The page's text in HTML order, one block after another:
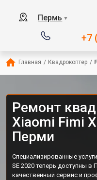
Пермь ▼
+7
Главная / Квадрокоптер /
Ремонт
Xiaomi Fimi
Перми
Специализированные
SE 2020 теперь доступны
качественный сервис и